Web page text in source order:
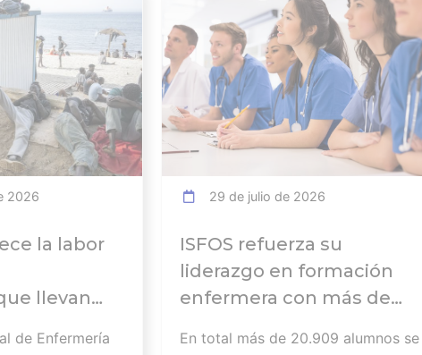
2026
la labor
llevan
de Enfermería
29 de julio de 2026
ISFOS refuerza su
liderazgo en formación
enfermera con más de
En total más de 20.909 alumnos se